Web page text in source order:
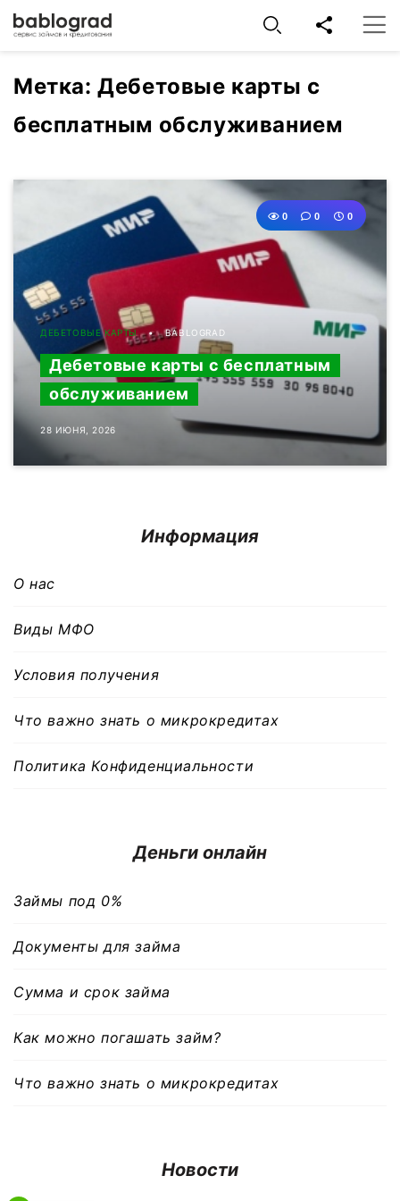
Метка:Дебетовые карты с
бесплатным обслуживанием
0 0 0
ДЕБЕТОВЫЕ КАРТЫ BABLOGRAD
Дебетовые карты с бесплатным
обслуживанием
28 ИЮНЯ, 2026
Информация
О нас
Виды МФО
Условия получения
Что важно знать о микрокредитах
Политика Конфиденциальности
Деньги онлайн
Займы под 0%
Документы для займа
Сумма и срок займа
Как можно погашать займ?
Что важно знать о микрокредитах
Новости